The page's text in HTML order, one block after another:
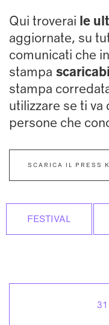
Qui troverai le
aggiornate, su
comunicati che
stampa
stampa
utilizzare se ti va
persone che
SCARICA IL PRESS
FESTIVAL